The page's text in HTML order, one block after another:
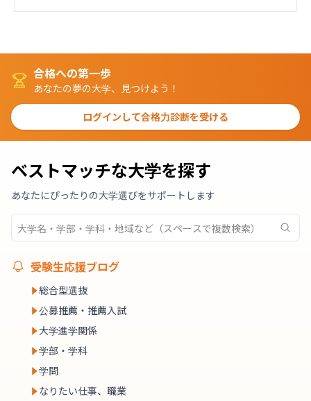
合格への第一歩
あなたの夢の大学、見つけよう！
ログインして合格力診断を受ける
ベストマッチな大学を探す
あなたにぴったりの大学選びをサポートします
受験生応援ブログ
総合型選抜
公募推薦・推薦入試
大学進学関係
学部・学科
学問
なりたい仕事、職業